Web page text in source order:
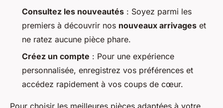
Consultez les nouveautés : Soyez parmi les
premiers à découvrir nos nouveaux arrivages et
ne ratez aucune pièce phare.
Créez un compte : Pour une expérience
personnalisée, enregistrez vos préférences et
accédez rapidement à vos coups de cœur.